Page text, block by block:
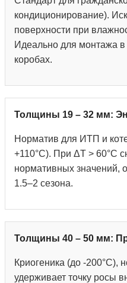
кондиционирование).
поверхности при
Идеально для монтажа
коробах.
Толщины 19 – 32 мм:
Норматив для ИТП и
+110°С). При ΔT > 60°C
нормативных значений,
1.5–2 сезона.
Толщины 40 – 50 мм:
Криогеника (до -
удерживает точку росы